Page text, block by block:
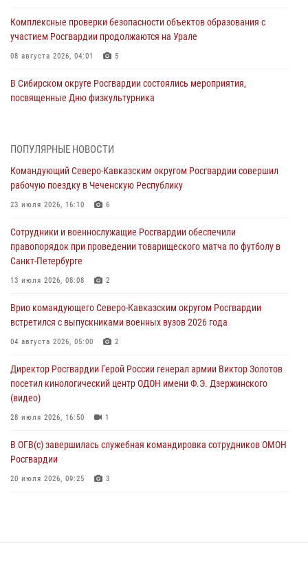
Комплексные проверки безопасности объектов образования с
участием Росгвардии продолжаются на Урале
08 августа 2026, 04:01 5
В Сибирском округе Росгвардии состоялись мероприятия,
посвященные Дню физкультурника
На Дальнем Востоке продолжается всероссийская акция "Каникулы
08 августа 2026, 00:00
Заместитель директора Росгвардии генерал-полковник Владислав
Днем физкультурника
07 августа 2026, 21:01
«Росгвардия. Вехи истории»: первая антитеррористическая
07 августа 2026, 15:28 1
В Башкортостане при силовой поддержке спецназа Росгвардии
терроризма (видео)
1
ПОПУЛЯРНЫЕ НОВОСТИ
Командующий Северо-Кавказским округом Росгвардии совершил
рабочую поездку в Чеченскую Республику
23 июля 2026, 16:10 6
Сотрудники и военнослужащие Росгвардии обеспечили
правопорядок при проведении товарищеского матча по футболу в
Санкт-Петербурге
13 июля 2026, 08:08 2
Врио командующего Северо-Кавказским округом Росгвардии
встретился с выпускниками военных вузов 2026 года
04 августа 2026, 05:00 2
Директор Росгвардии Герой России генерал армии Виктор Золотов
посетил кинологический центр ОДОН имени Ф.Э. Дзержинского
(видео)
28 июля 2026, 16:50 1
В ОГВ(с) завершилась служебная командировка сотрудников ОМОН
Росгвардии
20 июля 2026, 09:25 3